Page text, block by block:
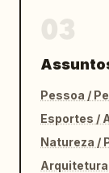
Pessoa /
Esportes /
Natureza /